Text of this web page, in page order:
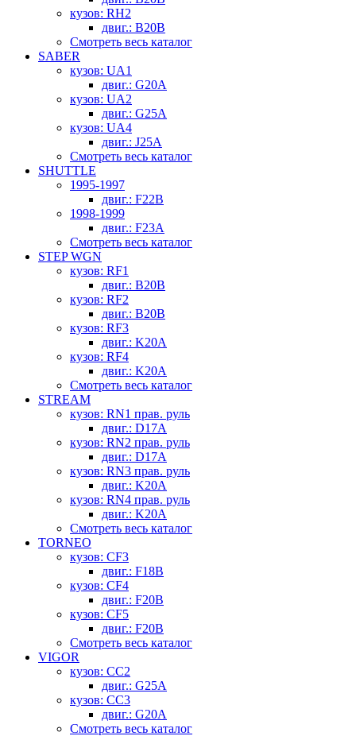
кузов: RH2
двиг.: B20B
Смотреть весь каталог
SABER
кузов: UA1
двиг.: G20A
кузов: UA2
двиг.: G25A
кузов: UA4
двиг.: J25A
Смотреть весь каталог
SHUTTLE
1995-1997
двиг.: F22B
1998-1999
двиг.: F23A
Смотреть весь каталог
STEP WGN
кузов: RF1
двиг.: B20B
кузов: RF2
двиг.: B20B
кузов: RF3
двиг.: K20A
кузов: RF4
двиг.: K20A
Смотреть весь каталог
STREAM
кузов: RN1 прав. руль
двиг.: D17A
кузов: RN2 прав. руль
двиг.: D17A
кузов: RN3 прав. руль
двиг.: K20A
кузов: RN4 прав. руль
двиг.: K20A
Смотреть весь каталог
TORNEO
кузов: CF3
двиг.: F18B
кузов: CF4
двиг.: F20B
кузов: CF5
двиг.: F20B
Смотреть весь каталог
VIGOR
кузов: CC2
двиг.: G25A
кузов: CC3
двиг.: G20A
Смотреть весь каталог